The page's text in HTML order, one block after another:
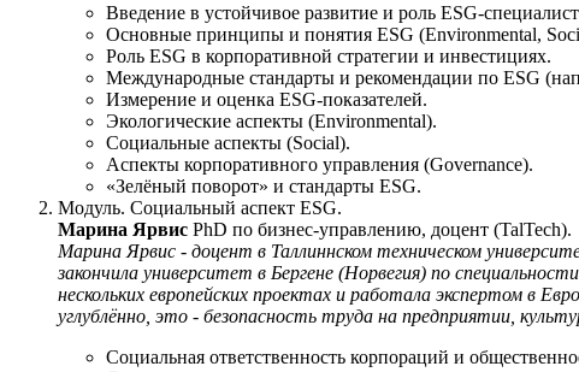
Введение в устойчивое развитие и роль ESG-
Основные принципы и понятия ESG (Environmental,
Роль ESG в корпоративной стратегии и инвестициях.
Международные стандарты и рекомендации по ESG
Измерение и оценка ESG-показателей.
Экологические аспекты (Environmental).
Социальные аспекты (Social).
Аспекты корпоративного управления (Governance).
«Зелёный поворот» и стандарты ESG.
Модуль. Социальный аспект ESG.
Марина Ярвис PhD по бизнес-управлению, доцент (TalTech).
Марина Ярвис - доцент в Таллиннском техническом
закончила университет в Бергене (Норвегия) по
нескольких европейских проектах и работала экспертом в
углублённо, это - безопасность труда на предприятии,
Социальная ответственность корпораций и